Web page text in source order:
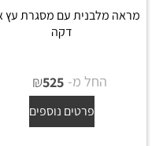
מראה מלבנית עם מסגרת עץ
דקה
החל מ- ₪525
פרטים נוספים